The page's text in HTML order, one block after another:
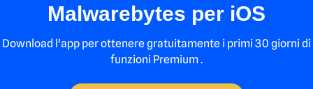
Malwarebytes per iOS
Download l'app per ottenere gratuitamente i primi 30 giorni di
funzioni Premium .